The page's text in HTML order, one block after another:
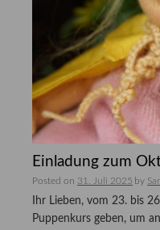
Einladung zum
Posted on 31. Juli 2025 by
Ihr Lieben, vom 23. bis
Puppenkurs geben, um